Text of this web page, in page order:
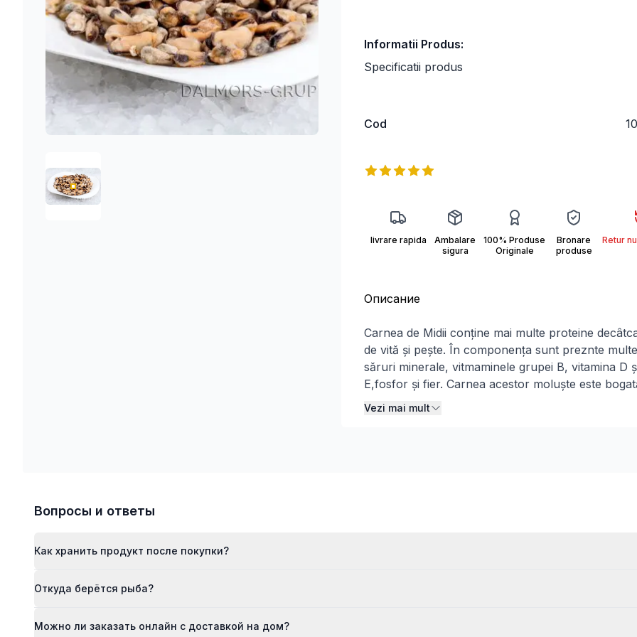
1757071480841-AB5E046D90F483400A2F69B9F031B026.JFIF
Informatii Produs:
Specificatii produs
Cod
Информация о продукте
Reviews
5out of 5 stars
livrare rapida
Ambalare
sigura
100% Produse
Originale
Bronare
produse
Retur
Описание
Descriere
Carnea de Midii conține mai multe proteine
de vită și pește. În componența sunt preznte multe
săruri minerale, vitmaminele grupei B, vitamina D
E,fosfor și fier. Carnea acestor moluște este
acizi grași poli-nesaturați. În plus, datorită
Vezi mai mult
Вопросы и ответы
Как хранить продукт после покупки?
Откуда берётся рыба?
Можно ли заказать онлайн с доставкой на дом?